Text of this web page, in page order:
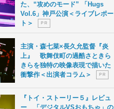
た、“攻めのモード” 「Hugs
Vol.6」神戸公演＜ライブレポー
ト＞
P R
主演・森七菜×長久允監督『炎
上』 歌舞伎町の過酷さときら
きらを独特の映像表現で描いた
衝撃作＜出演者コラム＞
P R
『トイ・ストーリー５』レビュ
ー 「デジタルVSおもちゃ」の